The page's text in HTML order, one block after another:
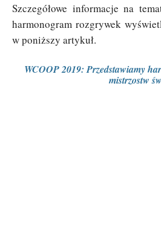
Szczegółowe informacje na
harmonogram rozgrywek
w poniższy artykuł.
WCOOP 2019: Przedstawiamy
mistrzostw